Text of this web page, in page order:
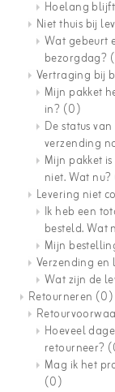
Hoelang
Niet thuis bij
Wat gebeurt
bezorgdag?
Vertraging bij
Mijn pakket
in? (0)
De status
verzending
Mijn pakket
niet. Wat nu?
Levering niet
Ik heb een
besteld. Wat
Mijn
Verzending en
Wat zijn de
Retourneren (0)
Hoeveel
retourneer?
Mag ik het
(0)